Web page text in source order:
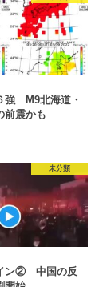
強 M9北海道・
前震かも
未分類
ン② 中国の反